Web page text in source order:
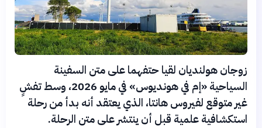
زوجان هولنديان لقيا حتفهما على متن السفينة
السياحية «إم في هونديوس» في مايو 2026، وسط تفشٍ
غير متوقع لفيروس هانتا، الذي يعتقد أنه بدأ من رحلة
استكشافية علمية قبل أن ينتشر على متن الرحلة.